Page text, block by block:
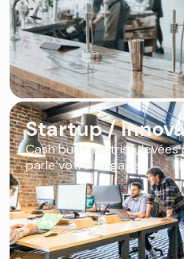
Startup /
Cash burn maîtrisé, levées
parle votre langage.